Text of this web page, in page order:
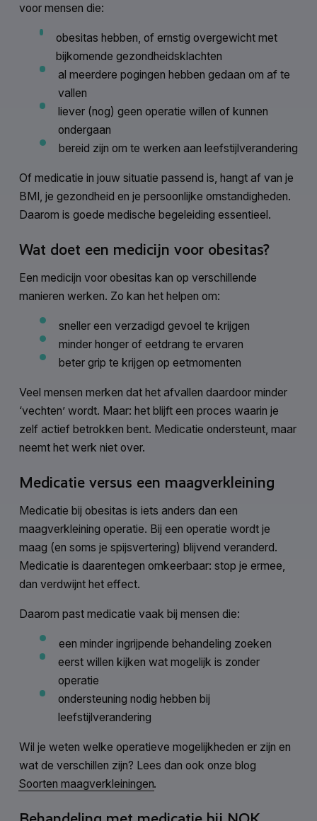
voor mensen die:
obesitas hebben, of ernstig overgewicht met
bijkomende gezondheidsklachten
al meerdere pogingen hebben gedaan om af te
vallen
liever (nog) geen operatie willen of kunnen
ondergaan
bereid zijn om te werken aan leefstijlverandering
Of medicatie in jouw situatie passend is, hangt af van je
BMI, je gezondheid en je persoonlijke omstandigheden.
Daarom is goede medische begeleiding essentieel.
Wat doet een medicijn voor obesitas?
Een medicijn voor obesitas kan op verschillende
manieren werken. Zo kan het helpen om:
sneller een verzadigd gevoel te krijgen
minder honger of eetdrang te ervaren
beter grip te krijgen op eetmomenten
Veel mensen merken dat het afvallen daardoor minder
‘vechten’ wordt. Maar: het blijft een proces waarin je
zelf actief betrokken bent. Medicatie ondersteunt, maar
neemt het werk niet over.
Medicatie versus een maagverkleining
Medicatie bij obesitas is iets anders dan een
maagverkleining operatie. Bij een operatie wordt je
maag (en soms je spijsvertering) blijvend veranderd.
Medicatie is daarentegen omkeerbaar: stop je ermee,
dan verdwijnt het effect.
Daarom past medicatie vaak bij mensen die:
een minder ingrijpende behandeling zoeken
eerst willen kijken wat mogelijk is zonder
operatie
ondersteuning nodig hebben bij
leefstijlverandering
Wil je weten welke operatieve mogelijkheden er zijn en
wat de verschillen zijn? Lees dan ook onze blog
Soorten maagverkleiningen.